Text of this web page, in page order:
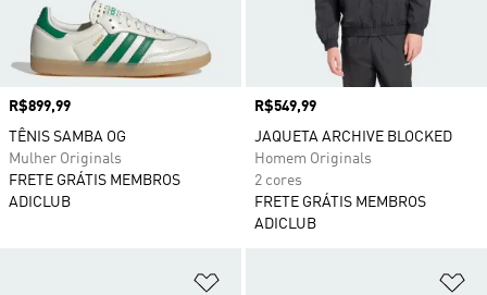
Preço
R$899,99
TÊNIS SAMBA OG
Mulher Originals
FRETE GRÁTIS MEMBROS
ADICLUB
Preço
R$549,99
JAQUETA ARCHIVE BLOCKED
Homem Originals
2 cores
FRETE GRÁTIS MEMBROS
ADICLUB